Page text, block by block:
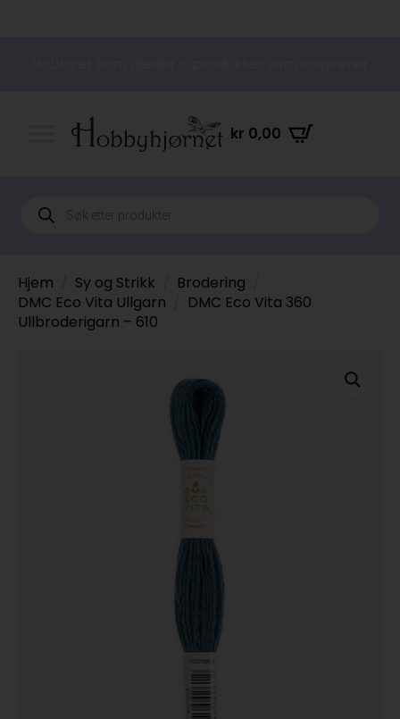
kr 0,00
Products
search
Hjem Sy og Strikk
Brodering
DMC Eco Vita Ullgarn
DMC Eco Vita 360
Ullbroderigarn – 610